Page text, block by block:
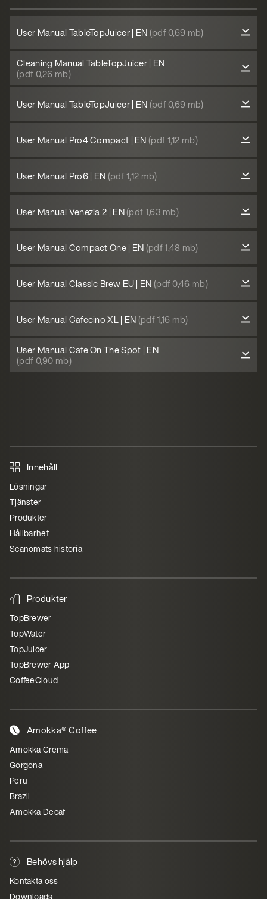
User Manual TableTopJuicer | EN (pdf 0,69 mb)
Cleaning Manual TableTopJuicer | EN
(pdf 0,26 mb)
User Manual TableTopJuicer | EN (pdf 0,69 mb)
User Manual Pro4 Compact | EN (pdf 1,12 mb)
User Manual Pro6 | EN (pdf 1,12 mb)
User Manual Venezia 2 | EN(pdf 1,63 mb)
User Manual Compact One | EN (pdf 1,48 mb)
User Manual Classic Brew EU | EN (pdf 0,46 mb)
User Manual Cafecino XL | EN (pdf 1,16 mb)
User Manual Cafe On The Spot | EN
(pdf 0,90 mb)
Innehåll
Lösningar
Tjänster
Produkter
Hållbarhet
Scanomats historia
Produkter
TopBrewer
TopWater
TopJuicer
TopBrewer App
CoffeeCloud
Amokka® Coffee
Amokka Crema
Gorgona
Peru
Brazil
Amokka Decaf
Behövs hjälp
Kontakta oss
Downloads